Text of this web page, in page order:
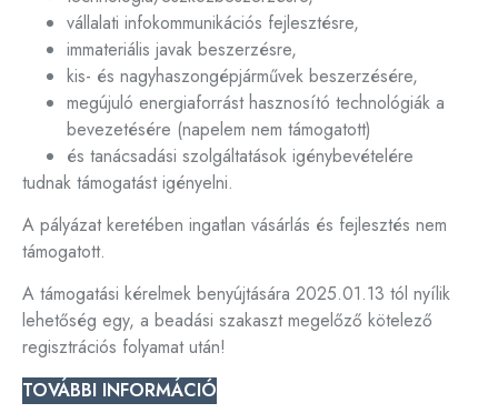
vállalati infokommunikációs fejlesztésre,
immateriális javak beszerzésre,
kis- és nagyhaszongépjárművek beszerzésére,
megújuló energiaforrást hasznosító technológiák a
bevezetésére (napelem nem támogatott)
és tanácsadási szolgáltatások igénybevételére
tudnak támogatást igényelni.
A pályázat keretében ingatlan vásárlás és fejlesztés nem
támogatott.
A támogatási kérelmek benyújtására 2025.01.13 tól nyílik
lehetőség egy, a beadási szakaszt megelőző kötelező
regisztrációs folyamat után!
TOVÁBBI INFORMÁCIÓ